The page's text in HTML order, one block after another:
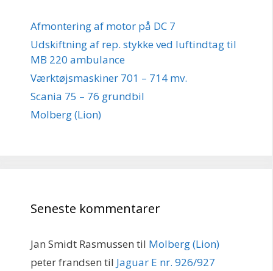
Afmontering af motor på DC 7
Udskiftning af rep. stykke ved luftindtag til
MB 220 ambulance
Værktøjsmaskiner 701 – 714 mv.
Scania 75 – 76 grundbil
Molberg (Lion)
Seneste kommentarer
Jan Smidt Rasmussen til Molberg (Lion)
peter frandsen til Jaguar E nr. 926/927